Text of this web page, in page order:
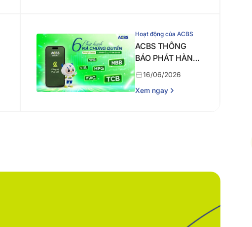
Hoạt động của ACBS
ACBS THÔNG
BÁO PHÁT HÀNH
CHỨNG QUYỀN
16/06/2026
Xem ngay